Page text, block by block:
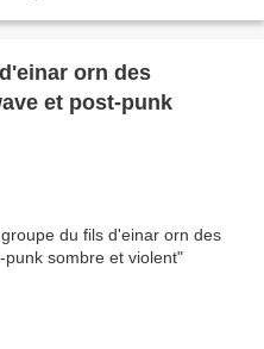
orn des
et post-punk